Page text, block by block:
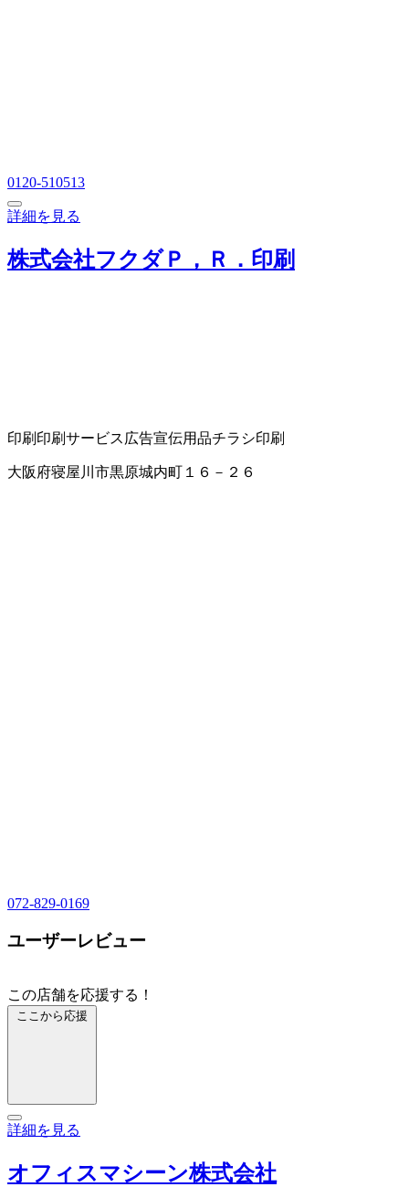
0120-510513
詳細を見る
株式会社フクダＰ，Ｒ．印刷
印刷 印刷サービス 広告宣伝用品チラシ印刷
大阪府寝屋川市黒原城内町１６－２６
072-829-0169
ユーザーレビュー
この店舗を応援する！
ここから応援
詳細を見る
オフィスマシーン株式会社